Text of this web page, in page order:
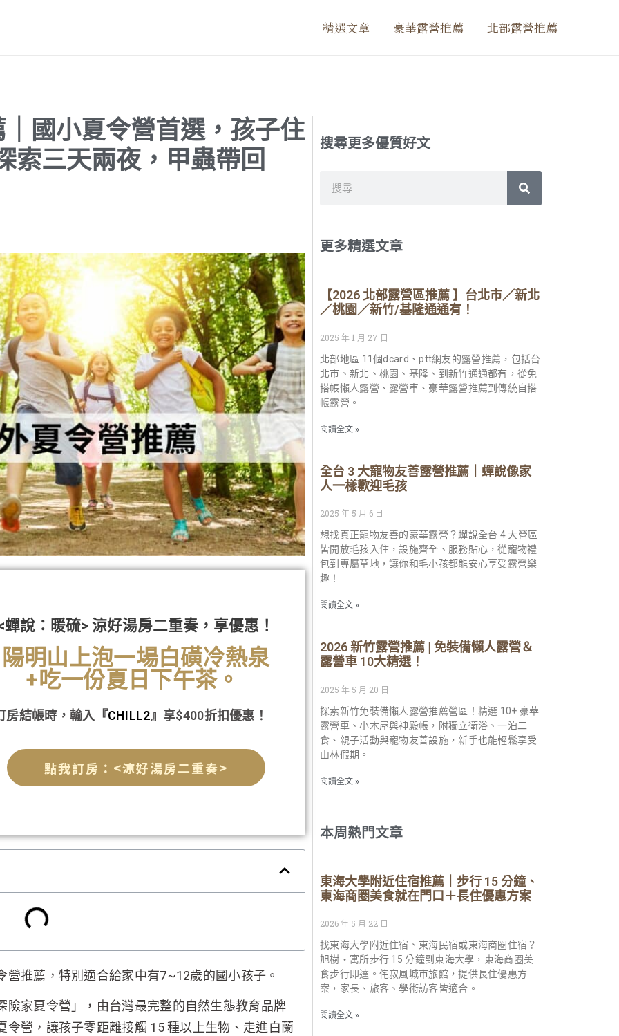
精選文章 豪華露營推薦 北部露營推薦
國小夏令營首選，孩子住
索三天兩夜，甲蟲帶回
蟬說：暖硫> 涼好湯房二重奏，享優惠！
陽明山上泡一場白磺冷熱泉
+吃一份夏日下午茶。
房結帳時，輸入『CHILL2』享$400折扣優惠！
點我訂房：<涼好湯房二重奏>
推薦，特別適合給家中有7~12歲的國小孩子。
家夏令營」，由台灣最完整的自然生態教育品牌
營，讓孩子零距離接觸 15 種以上生物、走進白蘭
搜尋更多優質好文
搜
尋
更多精選文章
【2026 北部露營區推薦 】台北市／新北
／桃園／新竹/基隆通通有！
2025 年 1 月 27 日
北部地區 11個dcard、ptt網友的露營推薦，包括台
北市、新北、桃園、基隆、到新竹通通都有，從免
搭帳懶人露營、露營車、豪華露營推薦到傳統自搭
帳露營。
閱讀全文 »
全台 3 大寵物友善露營推薦｜蟬說像家
人一樣歡迎毛孩
2025 年 5 月 6 日
想找真正寵物友善的豪華露營？蟬說全台 4 大營區
皆開放毛孩入住，設施齊全、服務貼心，從寵物禮
包到專屬草地，讓你和毛小孩都能安心享受露營樂
趣！
閱讀全文 »
2026 新竹露營推薦 | 免裝備懶人露營＆
露營車 10大精選！
2025 年 5 月 20 日
探索新竹免裝備懶人露營推薦營區！精選 10+ 豪華
露營車、小木屋與神殿帳，附獨立衛浴、一泊二
食、親子活動與寵物友善設施，新手也能輕鬆享受
山林假期。
閱讀全文 »
本周熱門文章
東海大學附近住宿推薦｜步行 15 分鐘、
東海商圈美食就在門口＋長住優惠方案
2026 年 5 月 22 日
找東海大學附近住宿、東海民宿或東海商圈住宿？
旭樹・寓所步行 15 分鐘到東海大學，東海商圈美
食步行即達。侘寂風城市旅館，提供長住優惠方
案，家長、旅客、學術訪客皆適合。
閱讀全文 »